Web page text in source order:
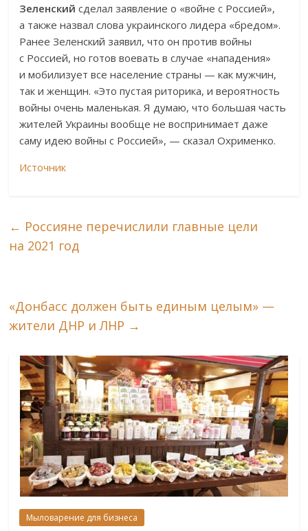
Зеленский сделал заявление о «войне с Россией»,
а также назвал слова украинского лидера «бредом».
Ранее Зеленский заявил, что он против войны
с Россией, но готов воевать в случае «нападения»
и мобилизует все население страны — как мужчин,
так и женщин. «Это пустая риторика, и вероятность
войны очень маленькая. Я думаю, что большая часть
жителей Украины вообще не воспринимает даже
саму идею войны с Россией», — сказал Охрименко.
Источник
← Россияне перечислили главные цели
на 2021 год
«Донбасс должен быть единым целым» —
жители ДНР и ЛНР →
Мыловарение для бизнеса